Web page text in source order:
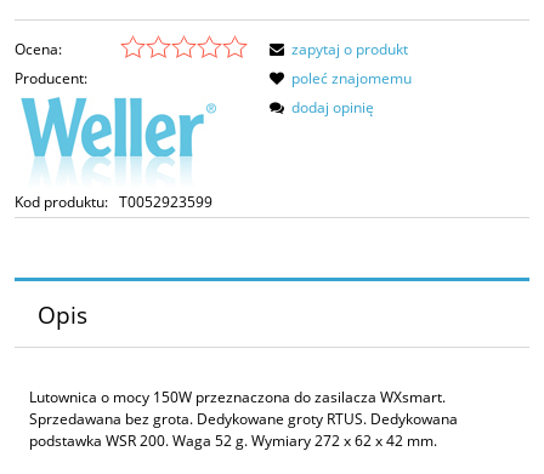
Ocena:
Producent:
Kod produktu: T0052923599
zapytaj o produkt
poleć znajomemu
dodaj opinię
Opis
Lutownica o mocy 150W przeznaczona do zasilacza WXsmart.
Sprzedawana bez grota. Dedykowane groty RTUS. Dedykowana
podstawka WSR 200. Waga 52 g. Wymiary 272 x 62 x 42 mm.